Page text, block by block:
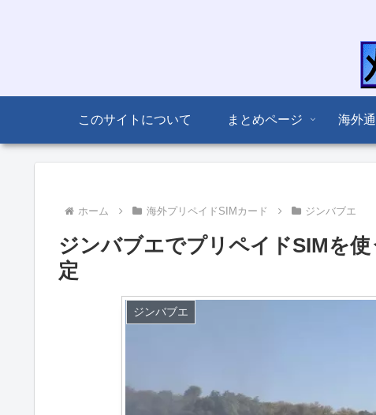
このサイトについて まとめページ 海外
ホーム 海外プリペイドSIMカード ジンバブエ
ジンバブエでプリペイドSIMを
定
ジンバブエ